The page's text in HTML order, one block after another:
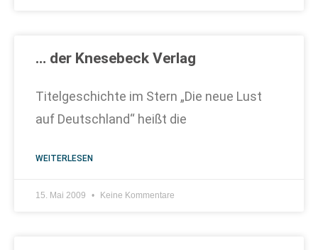
… der Knesebeck Verlag
Titelgeschichte im Stern „Die neue Lust
auf Deutschland“ heißt die
WEITERLESEN
15. Mai 2009 Keine Kommentare